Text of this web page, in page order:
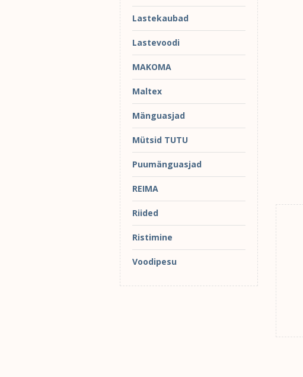
Lastekaubad
Lastevoodi
MAKOMA
Maltex
Mänguasjad
Mütsid TUTU
Puumänguasjad
REIMA
Riided
Ristimine
Voodipesu